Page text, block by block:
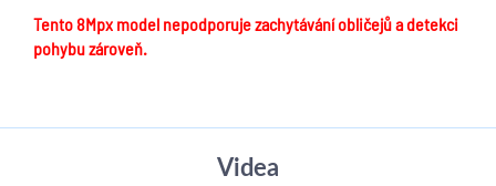
Tento 8Mpx model nepodporuje zachytávání obličejů a detekci
pohybu zároveň.
Videa